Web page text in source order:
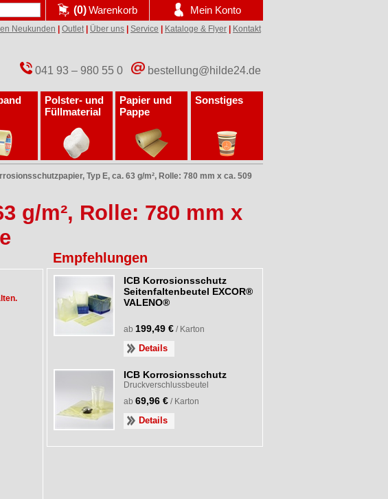
Neukunden Outlet Über uns Service Kataloge & Flyer Kontakt
041 93 – 980 55 0 bestellung@hilde24.de
(0)Warenkorb Mein Konto
Polster- und
Füllmaterial
Papier und
Pappe
Sonstiges
Typ E, ca. 63 g/m², Rolle: 780 mm x ca. 509
g/m², Rolle: 780 mm x
Empfehlungen
ICB Korrosionsschutz
Seitenfaltenbeutel EXCOR®
VALENO®
ab 199,49 € / Karton
Details
ICB Korrosionsschutz
Druckverschlussbeutel
ab 69,96 € / Karton
Details